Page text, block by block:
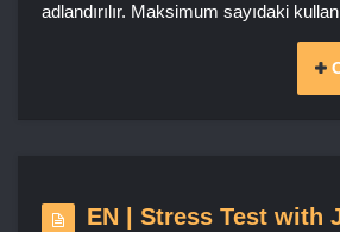
adlandırılır. Maksimum sayıdaki
EN | Stress Test with